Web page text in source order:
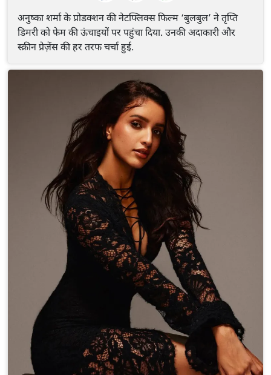
अनुष्का शर्मा के प्रोडक्शन की नेटफ्लिक्स फिल्म ‘बुलबुल’ ने तृप्ति
डिमरी को फेम की ऊंचाइयों पर पहुंचा दिया. उनकी अदाकारी और
स्क्रीन प्रेज़ेंस की हर तरफ चर्चा हुई.